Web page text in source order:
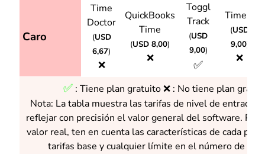
Caro
Time
Doctor
(USD
6,67)
❌
QuickBooks
Time
(USD 8,00)
❌
Toggl
Track
(USD
9,00)
✅
Timely
(USD
9,00)
❌
✅ : Tiene plan gratuito ❌ : No tiene plan
Nota: La tabla muestra las tarifas de nivel de entrada y
reflejar con precisión el valor general del software.
valor real, ten en cuenta las características de cada
tarifas base y cualquier límite en el número de